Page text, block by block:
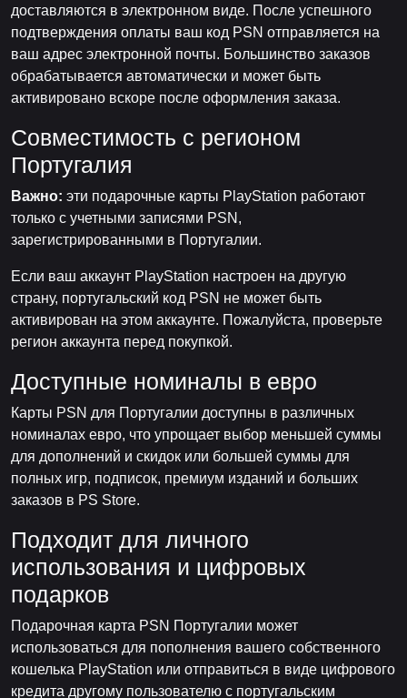
доставляются в электронном виде. После успешного
подтверждения оплаты ваш код PSN отправляется на
ваш адрес электронной почты. Большинство заказов
обрабатывается автоматически и может быть
активировано вскоре после оформления заказа.
Совместимость с регионом
Португалия
Важно: эти подарочные карты PlayStation работают
только с учетными записями PSN,
зарегистрированными в Португалии.
Если ваш аккаунт PlayStation настроен на другую
страну, португальский код PSN не может быть
активирован на этом аккаунте. Пожалуйста, проверьте
регион аккаунта перед покупкой.
Доступные номиналы в евро
Карты PSN для Португалии доступны в различных
номиналах евро, что упрощает выбор меньшей суммы
для дополнений и скидок или большей суммы для
полных игр, подписок, премиум изданий и больших
заказов в PS Store.
Подходит для личного
использования и цифровых
подарков
Подарочная карта PSN Португалии может
использоваться для пополнения вашего собственного
кошелька PlayStation или отправиться в виде цифрового
кредита другому пользователю с португальским